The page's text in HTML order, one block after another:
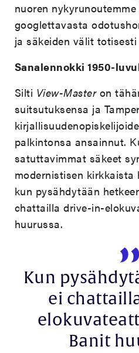
nuoren
googlettavasta
ja säkeiden välit
Sanalennokki 1950-
Silti View-Masteron
suitsutuksensa ja
palkintonsa ansainnut.
satuttavimmat säkeet
modernistisen kirkkaista
kun pysähdytään
chattailla drive-in-
huurussa.
Kun
ei
Banit